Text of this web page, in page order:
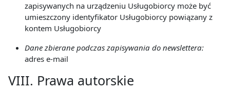
zapisywanych na urządzeniu Usługobiorcy może być
umieszczony identyfikator Usługobiorcy powiązany z
kontem Usługobiorcy
Dane zbierane podczas zapisywania do newslettera:
adres e-mail
VIII. Prawa autorskie